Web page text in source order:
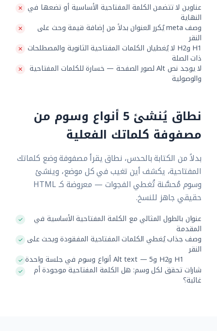
عناوين لا تتضمن الكلمة المفتاحية الأساسية أو تضعها في
النهاية
وصف meta يُكرر العنوان بدلاً من إضافة قيمة وحث على
النقر
H1 وH2 لا يُغطيان الكلمات المفتاحية الثانوية والمصطلحات
ذات الصلة
لا يوجد نص Alt لصور الصفحة — خسارة للكلمات المفتاحية
والوصولية
نطاق يُنشئ 5 أنواع وسوم من
مصفوفة كلماتك الفعلية
بدلاً من الكتابة بالحدس، نطاق يقرأ مصفوفة وضع كلماتك
المفتاحية، يكشف أين تغيب في كل موضع، وينشئ
وسوم مُحسَّنة تُغطي الفجوات — معروضة كـ HTML
حقيقي جاهز للنسخ.
عنوان بالطول المثالي مع الكلمة المفتاحية الأساسية في
المقدمة
وصف جذاب يُغطي الكلمات المفتاحية المفقودة ويحث على
النقر
H1 وH2 وAlt text — 5 أنواع وسوم في جلسة واحدة
شارات تحقق لكل وسم: هل الكلمة المفتاحية موجودة أم
غائبة؟